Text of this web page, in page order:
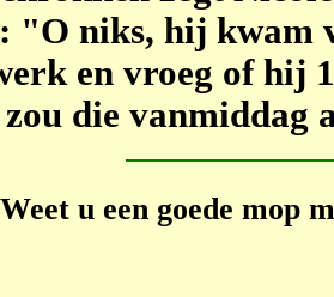
"O niks, hij kwam
en vroeg of hij
die vanmiddag
Weet u een goede mop